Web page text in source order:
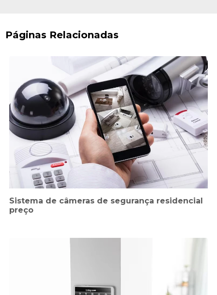
Páginas Relacionadas
Sistema de câmeras de segurança residencial
preço